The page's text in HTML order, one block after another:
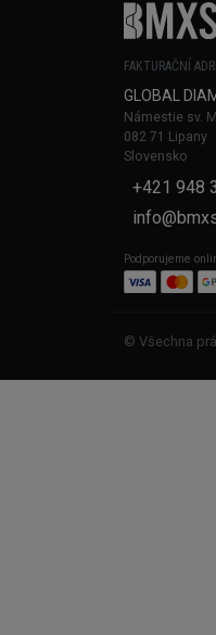
FAKTURAČNÍ
GLOBAL
Námestie sv.
082 71 Lipany
Slovensko
+421 948
Podporujeme
© Všechna